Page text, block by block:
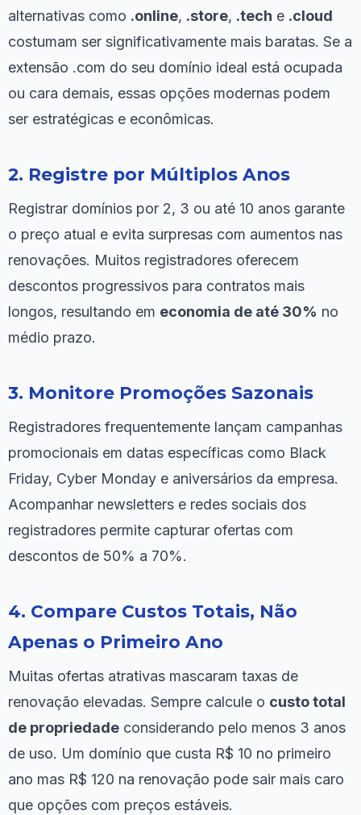
alternativas como .online, .store, .tech e .cloud
costumam ser significativamente mais baratas. Se a
extensão .com do seu domínio ideal está ocupada
ou cara demais, essas opções modernas podem
ser estratégicas e econômicas.
2. Registre por Múltiplos Anos
Registrar domínios por 2, 3 ou até 10 anos garante
o preço atual e evita surpresas com aumentos nas
renovações. Muitos registradores oferecem
descontos progressivos para contratos mais
longos, resultando em economia de até 30% no
médio prazo.
3. Monitore Promoções Sazonais
Registradores frequentemente lançam campanhas
promocionais em datas específicas como Black
Friday, Cyber Monday e aniversários da empresa.
Acompanhar newsletters e redes sociais dos
registradores permite capturar ofertas com
descontos de 50% a 70%.
4. Compare Custos Totais, Não
Apenas o Primeiro Ano
Muitas ofertas atrativas mascaram taxas de
renovação elevadas. Sempre calcule o custo total
de propriedade considerando pelo menos 3 anos
de uso. Um domínio que custa R$ 10 no primeiro
ano mas R$ 120 na renovação pode sair mais caro
que opções com preços estáveis.